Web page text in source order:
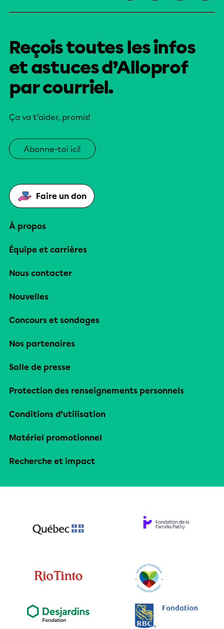
Reçois toutes les infos
et astuces d’Alloprof
par courriel.
Ça va t’aider, promis!
Abonne-toi ici!
Faire un don
À propos
Équipe et carrières
Nous contacter
Nouvelles
Concours et sondages
Nos partenaires
Salle de presse
Protection des renseignements personnels
Conditions d’utilisation
Matériel promotionnel
Recherche et impact